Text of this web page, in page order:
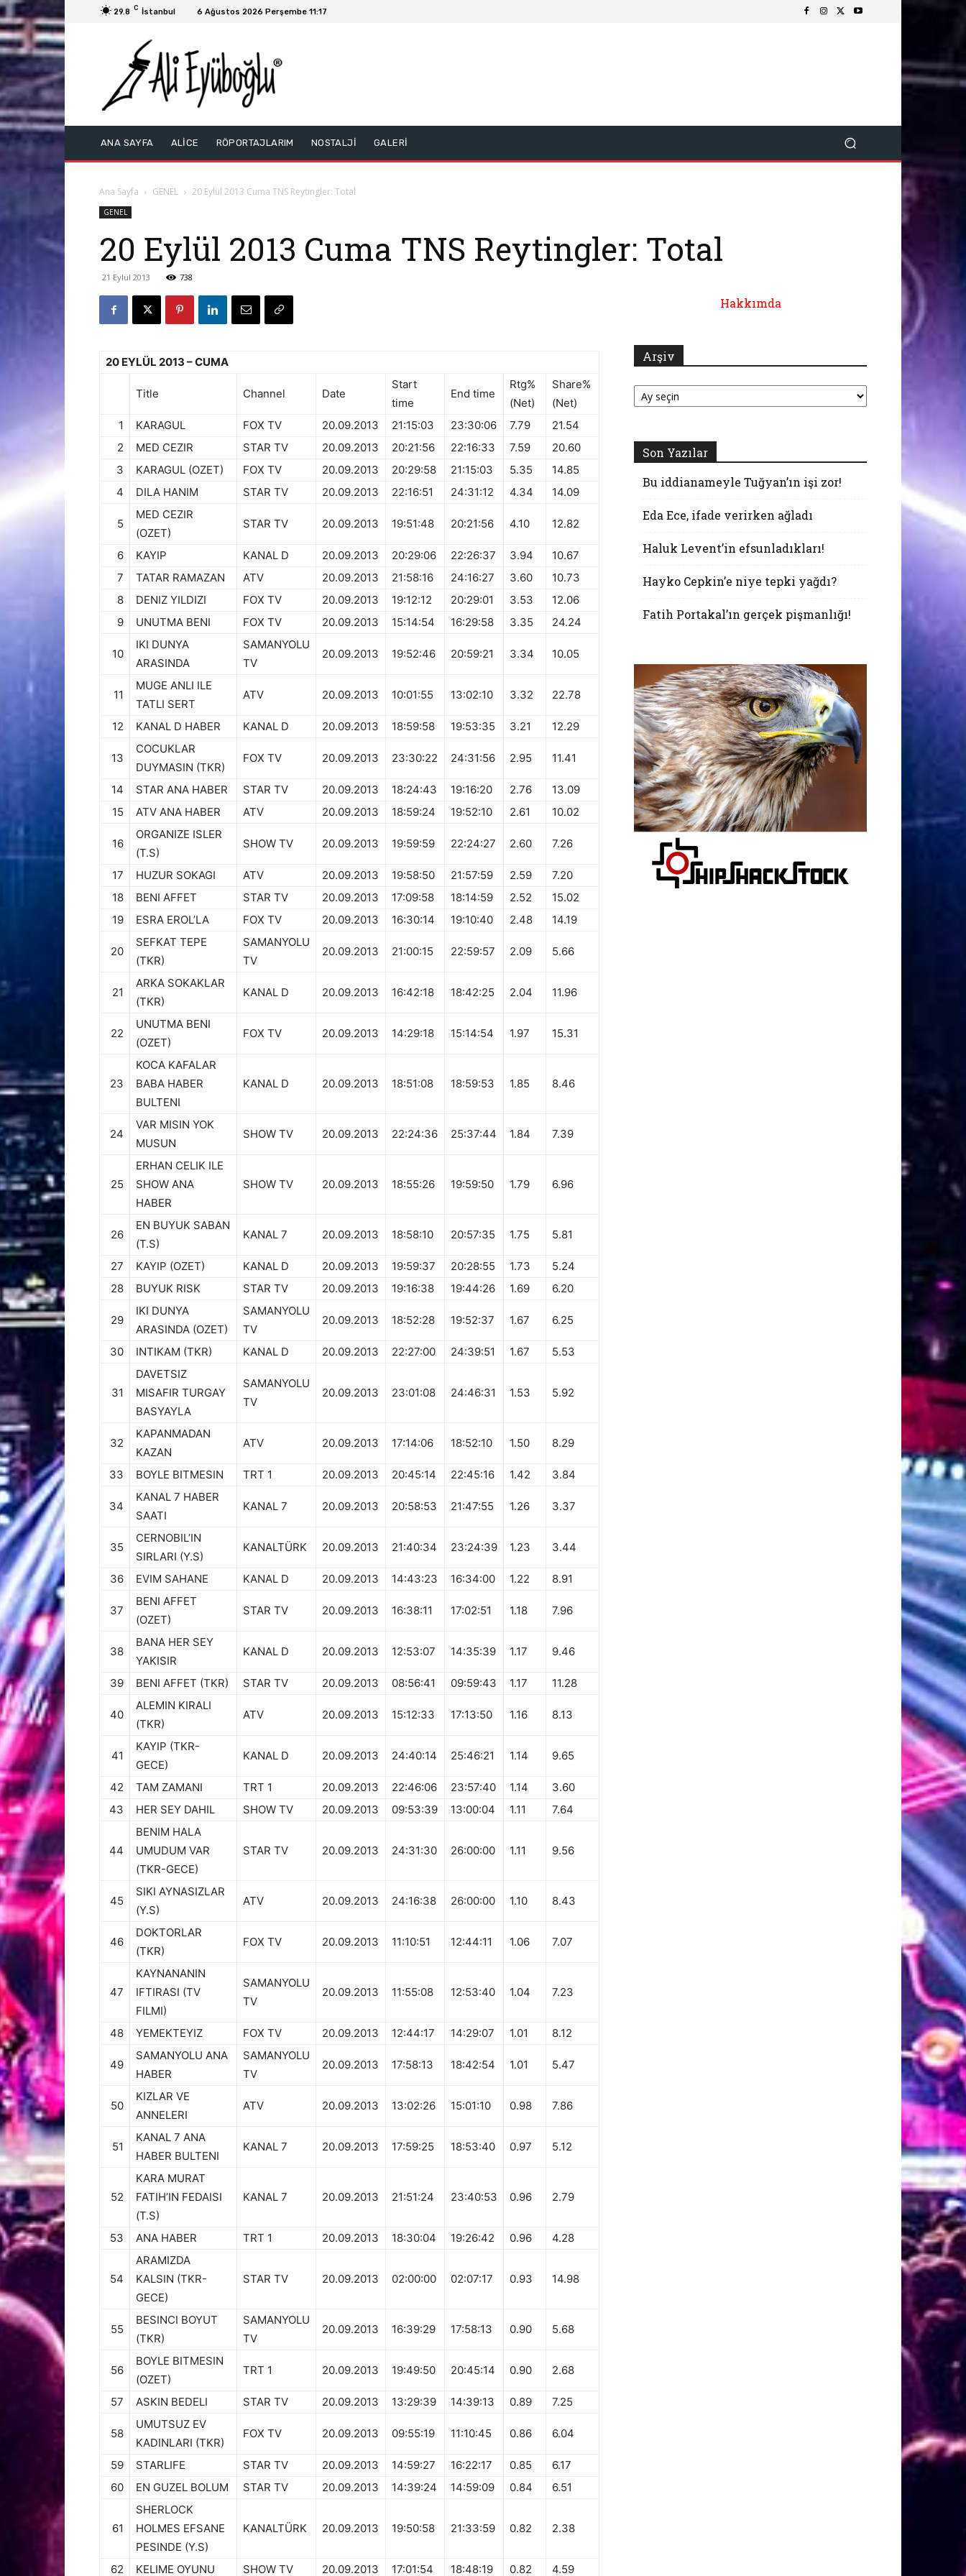
29.8 C İstanbul 6 Ağustos 2026 Perşembe 11:17
ANA SAYFA ALİCE RÖPORTAJLARIM NOSTALJİ GALERİ
Ana Sayfa GENEL 20 Eylül 2013 Cuma TNS Reytingler: Total
GENEL
20 Eylül 2013 Cuma TNS Reytingler: Total
21 Eylül 2013 738
20 EYLÜL 2013 – CUMA
Title Channel Date
Start
time
End time
Rtg%
(Net)
Share%
(Net)
1
KARAGUL FOX TV 20.09.2013 21:15:03 23:30:06 7.79
21.54
2
MED CEZIR STAR TV 20.09.2013 20:21:56 22:16:33 7.59
20.60
3
KARAGUL (OZET) FOX TV 20.09.2013 20:29:58 21:15:03 5.35
14.85
4
DILA HANIM STAR TV 20.09.2013 22:16:51 24:31:12 4.34 14.09
5
MED CEZIR
(OZET)
STAR TV 20.09.2013 19:51:48 20:21:56 4.10 12.82
6 KAYIP KANAL D 20.09.2013 20:29:06 22:26:37 3.94
10.67
7
TATAR RAMAZAN ATV 20.09.2013 21:58:16 24:16:27 3.60
10.73
8
DENIZ YILDIZI FOX TV 20.09.2013 19:12:12 20:29:01 3.53
12.06
9
UNUTMA BENI FOX TV 20.09.2013 15:14:54 16:29:58 3.35 24.24
10
IKI DUNYA
ARASINDA
SAMANYOLU
TV
20.09.2013 19:52:46 20:59:21 3.34 10.05
11
MUGE ANLI ILE
TATLI SERT
ATV 20.09.2013 10:01:55 13:02:10 3.32 22.78
12 KANAL D HABER KANAL D 20.09.2013 18:59:58 19:53:35 3.21 12.29
13
COCUKLAR
DUYMASIN (TKR)
FOX TV 20.09.2013 23:30:22 24:31:56 2.95 11.41
14 STAR ANA HABER STAR TV 20.09.2013 18:24:43 19:16:20 2.76
13.09
15
ATV ANA HABER ATV 20.09.2013 18:59:24 19:52:10 2.61 10.02
16
ORGANIZE ISLER
(T.S)
SHOW TV 20.09.2013 19:59:59 22:24:27 2.60 7.26
17 HUZUR SOKAGI ATV 20.09.2013 19:58:50 21:57:59 2.59
7.20
18
BENI AFFET STAR TV 20.09.2013 17:09:58 18:14:59 2.52
15.02
19
ESRA EROL’LA FOX TV 20.09.2013 16:30:14 19:10:40 2.48 14.19
20
SEFKAT TEPE
(TKR)
SAMANYOLU
TV
20.09.2013 21:00:15 22:59:57 2.09 5.66
21
ARKA SOKAKLAR
(TKR)
KANAL D 20.09.2013 16:42:18 18:42:25 2.04 11.96
22
UNUTMA BENI
(OZET)
FOX TV 20.09.2013 14:29:18 15:14:54 1.97 15.31
23
KOCA KAFALAR
BABA HABER
BULTENI
KANAL D 20.09.2013 18:51:08 18:59:53 1.85 8.46
24
VAR MISIN YOK
MUSUN
SHOW TV 20.09.2013 22:24:36 25:37:44 1.84 7.39
25
ERHAN CELIK ILE
SHOW ANA
HABER
SHOW TV 20.09.2013 18:55:26 19:59:50 1.79 6.96
26
EN BUYUK SABAN
(T.S)
KANAL 7 20.09.2013 18:58:10 20:57:35 1.75 5.81
27 KAYIP (OZET) KANAL D 20.09.2013 19:59:37 20:28:55 1.73
5.24
28
BUYUK RISK STAR TV 20.09.2013 19:16:38 19:44:26 1.69 6.20
29
IKI DUNYA
ARASINDA (OZET)
SAMANYOLU
TV
20.09.2013 18:52:28 19:52:37 1.67 6.25
30 INTIKAM (TKR) KANAL D 20.09.2013 22:27:00 24:39:51 1.67 5.53
31
DAVETSIZ
MISAFIR TURGAY
BASYAYLA
SAMANYOLU
TV
20.09.2013 23:01:08 24:46:31 1.53 5.92
32
KAPANMADAN
KAZAN
ATV 20.09.2013 17:14:06 18:52:10 1.50 8.29
33 BOYLE BITMESIN TRT 1 20.09.2013 20:45:14 22:45:16 1.42 3.84
34
KANAL 7 HABER
SAATI
KANAL 7 20.09.2013 20:58:53 21:47:55 1.26 3.37
35
CERNOBIL’IN
SIRLARI (Y.S)
KANALTÜRK 20.09.2013 21:40:34 23:24:39 1.23 3.44
36 EVIM SAHANE KANAL D 20.09.2013 14:43:23 16:34:00 1.22 8.91
37
BENI AFFET
(OZET)
STAR TV 20.09.2013 16:38:11 17:02:51 1.18 7.96
38
BANA HER SEY
YAKISIR
KANAL D 20.09.2013 12:53:07 14:35:39 1.17 9.46
39 BENI AFFET (TKR) STAR TV 20.09.2013 08:56:41 09:59:43 1.17 11.28
40
ALEMIN KIRALI
(TKR)
ATV 20.09.2013 15:12:33 17:13:50 1.16 8.13
41
KAYIP (TKR-
GECE)
KANAL D 20.09.2013 24:40:14 25:46:21 1.14 9.65
42 TAM ZAMANI TRT 1 20.09.2013 22:46:06 23:57:40 1.14
3.60
43
HER SEY DAHIL SHOW TV 20.09.2013 09:53:39 13:00:04 1.11 7.64
44
BENIM HALA
UMUDUM VAR
(TKR-GECE)
STAR TV 20.09.2013 24:31:30 26:00:00 1.11 9.56
45
SIKI AYNASIZLAR
(Y.S)
ATV 20.09.2013 24:16:38 26:00:00 1.10 8.43
46
DOKTORLAR
(TKR)
FOX TV 20.09.2013 11:10:51 12:44:11 1.06 7.07
47
KAYNANANIN
IFTIRASI (TV
FILMI)
SAMANYOLU
TV
20.09.2013 11:55:08 12:53:40 1.04 7.23
48 YEMEKTEYIZ FOX TV 20.09.2013 12:44:17 14:29:07 1.01 8.12
49
SAMANYOLU ANA
HABER
SAMANYOLU
TV
20.09.2013 17:58:13 18:42:54 1.01 5.47
50
KIZLAR VE
ANNELERI
ATV 20.09.2013 13:02:26 15:01:10 0.98 7.86
51
KANAL 7 ANA
HABER BULTENI
KANAL 7 20.09.2013 17:59:25 18:53:40 0.97 5.12
52
KARA MURAT
FATIH’IN FEDAISI
(T.S)
KANAL 7 20.09.2013 21:51:24 23:40:53 0.96 2.79
53 ANA HABER TRT 1 20.09.2013 18:30:04 19:26:42 0.96 4.28
54
ARAMIZDA
KALSIN (TKR-
GECE)
STAR TV 20.09.2013 02:00:00 02:07:17 0.93 14.98
55
BESINCI BOYUT
(TKR)
SAMANYOLU
TV
20.09.2013 16:39:29 17:58:13 0.90 5.68
56
BOYLE BITMESIN
(OZET)
TRT 1 20.09.2013 19:49:50 20:45:14 0.90 2.68
57 ASKIN BEDELI STAR TV 20.09.2013 13:29:39 14:39:13 0.89 7.25
58
UMUTSUZ EV
KADINLARI (TKR)
FOX TV 20.09.2013 09:55:19 11:10:45 0.86 6.04
59 STARLIFE STAR TV 20.09.2013 14:59:27 16:22:17 0.85
6.17
60
EN GUZEL BOLUM STAR TV 20.09.2013 14:39:24 14:59:09 0.84 6.51
61
SHERLOCK
HOLMES EFSANE
PESINDE (Y.S)
KANALTÜRK 20.09.2013 19:50:58 21:33:59 0.82 2.38
62 KELIME OYUNU SHOW TV 20.09.2013 17:01:54 18:48:19 0.82 4.59
Hakkımda
Arşiv
Arşiv
Son Yazılar
Bu iddianameyle Tuğyan’ın işi zor!
Eda Ece, ifade verirken ağladı
Haluk Levent’in efsunladıkları!
Hayko Cepkin’e niye tepki yağdı?
Fatih Portakal’ın gerçek pişmanlığı!